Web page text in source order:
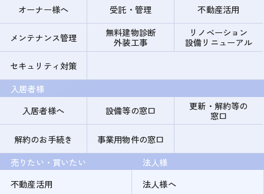
オーナー様へ
受託・管理 不動産活用
メンテナンス管理
無料建物診断
外装工事
リノベーション
設備リニューアル
セキュリティ対策
入居者様
入居者様へ
設備等の窓口
更新・解約等の
窓口
解約のお手続き
事業用物件の窓口
売りたい・買いたい
不動産活用
法人様
法人様へ